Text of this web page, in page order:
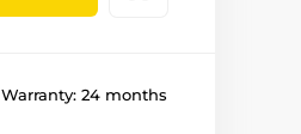
Warranty: 24 months